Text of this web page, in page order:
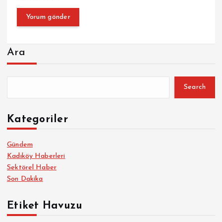
Ara
Search
Kategoriler
Gündem
Kadıköy Haberleri
Sektörel Haber
Son Dakika
Etiket Havuzu